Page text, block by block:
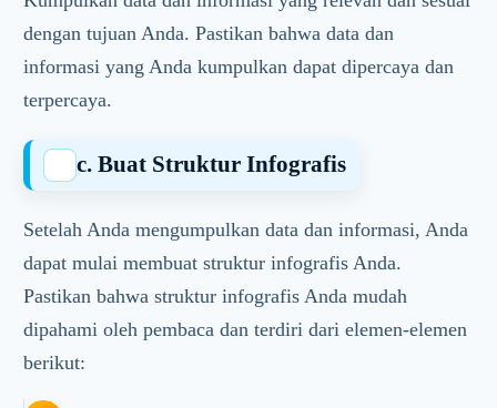
dengan tujuan Anda. Pastikan bahwa data dan
informasi yang Anda kumpulkan dapat dipercaya dan
terpercaya.
c. Buat Struktur Infografis
Setelah Anda mengumpulkan data dan informasi, Anda
dapat mulai membuat struktur infografis Anda.
Pastikan bahwa struktur infografis Anda mudah
dipahami oleh pembaca dan terdiri dari elemen-elemen
berikut: